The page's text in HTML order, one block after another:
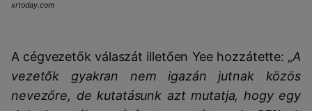
xrtoday.com
A cégvezetők válaszát illetően Yee hozzátette: „A
vezetők gyakran nem igazán jutnak közös
nevezőre, de kutatásunk azt mutatja, hogy egy